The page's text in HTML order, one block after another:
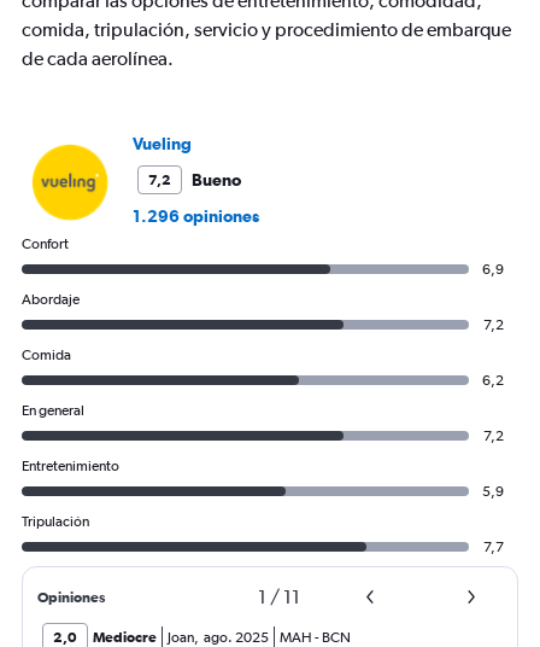
displaying
values.
Range:
comida, tripulación, servicio y procedimiento de embarque
de cada aerolínea.
Vueling
7,2
Bueno
1.296 opiniones
Confort
6,9
Abordaje
7,2
Comida
6,2
En general
7,2
Entretenimiento
5,9
Tripulación
7,7
Opiniones 1 / 11
2,0 Mediocre Joan ago. 2025 MAH - BCN